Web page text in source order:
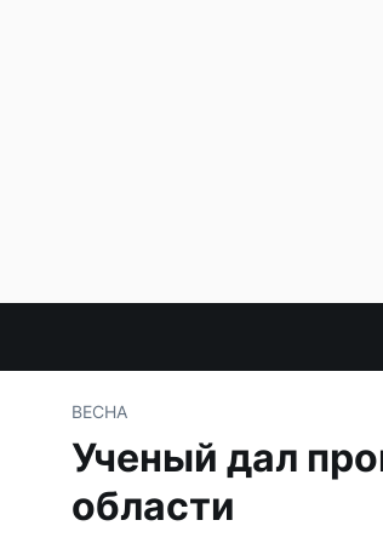
ВЕСНА
Ученый дал
области